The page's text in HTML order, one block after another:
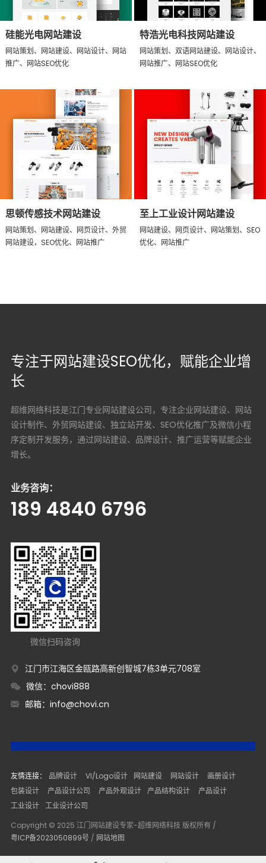
硅能光电网站建设
网站策划、网站建设、网站设计、网站
推广、网站SEO优化
特浩光电科技网站建设
网站策划、双语网站建设、网站设计、
网站推广、网站SEO优化
思顿传感技术网站建设
网站策划、网站建设、网页设计、外贸
网站建设，SEO优化、网站推广
至上工业设计网站建设
网站建设、网页设计、网站策划、SEO
优化、网站推广
专注于网站建设SEO优化，赋能企业增
长
超维网络科技是江门专业网站建设公司，专注企业网站建设、网站
设计制作、外贸网站建设、独立站开发、SEO优化推广及微信小程
序定制开发服务，通过网站建设、品牌设计、推广运营等赋能企业
增长。
业务咨询：
189 4840 6796
微信扫码咨询
江门市江海区金瓯路高新创智城7栋3单元708室
微信：chovi888
邮箱： info@chovi.cn
友情连接： 品牌设计 VI/Logo设计 网站建设 网站设计
画册设计
包装设计
产品设计公司 产品外观设计 产品结构设计
产品设计
工业设计 工业设计公司
Copyright © 2025 江门网站建设专家-超维网络科技 版权所有 /
粤ICP备2023050899号 / 网站地图